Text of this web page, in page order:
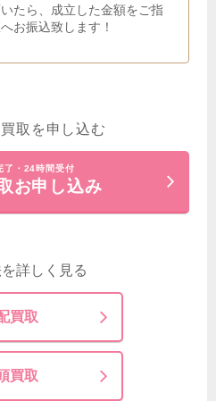
たら、成立した金額をご指
お振込致します！
取を申し込む
了・24時間受付
お申し込み
詳しく見る
買取
買取